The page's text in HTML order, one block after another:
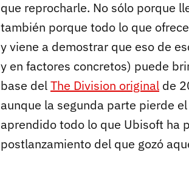
que reprocharle. No sólo porque
también porque todo lo que
y viene a demostrar que eso de
y en factores concretos) puede
base delThe Division original de
aunque la segunda parte pierde
aprendido todo lo que Ubisoft ha
postlanzamiento del que gozó